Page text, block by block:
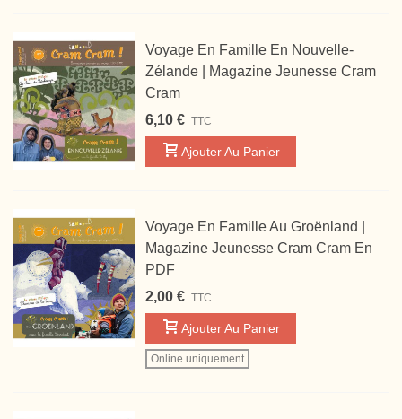
Voyage En Famille En Nouvelle-
Zélande | Magazine Jeunesse Cram
Cram
6,10 € TTC
Ajouter Au Panier
Voyage En Famille Au Groënland |
Magazine Jeunesse Cram Cram En
PDF
2,00 € TTC
Ajouter Au Panier
Online uniquement